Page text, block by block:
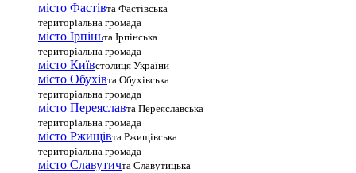
місто Фастівта Фастівська
територіальна громада
місто Ірпіньта Ірпінська
територіальна громада
місто Київстолиця України
місто Обухівта Обухівська
територіальна громада
місто Переяславта Переяславська
територіальна громада
місто Ржищівта Ржищівська
територіальна громада
місто Славутичта Славутицька